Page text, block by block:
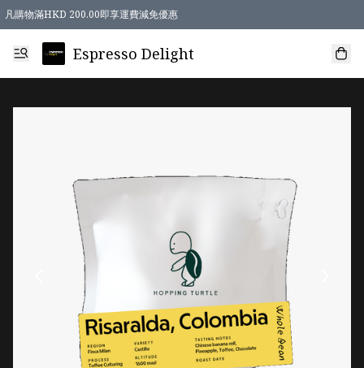
凡購物滿HKD 200.00即享運費減免優惠
Espresso Delight